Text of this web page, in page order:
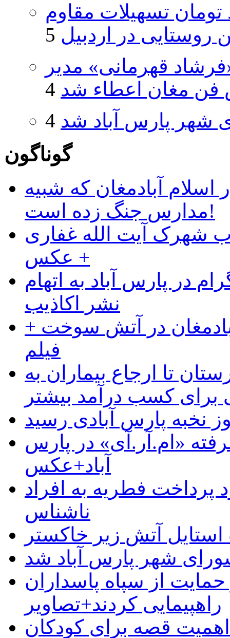
و ۴۸۰ میلیارد تومان تسهیلات مقاوم
در اردبیل
قهرمانی» مدیر
مغان اعطاء شد
شهر پارس آباد شد
گوناگون
آبادمغان که شبیه
مدارس جنگ زده است!
شهرک آیت الله غفاری
+ عکس
در پارس آباد به اتهام
نشر اکاذیب
در آتش سوخت +
فیلم
تا ارجاع بیماران به
کسب درآمد بیشتر
نخبه پارس آبادی رسید
«ام.آر.آی» در پارس
آباد+عکس
پرداخت فطریه به افراد
ناشناس
آتش زیر خاکستر
شهر پارس آباد شد
از سپاه پاسداران
راهپیمایی کردند+تصاویر